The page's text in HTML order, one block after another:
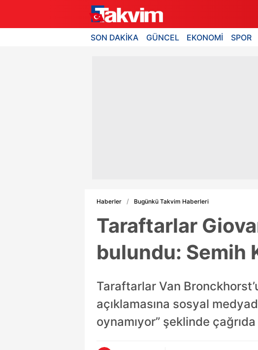
SON DAKİKA GÜNCEL EKONOMİ SPOR
Haberler Bugünkü Takvim Haberleri
Taraftarlar
bulundu: Semih
Taraftarlar Van
açıklamasına sosyal
oynamıyor” şeklinde